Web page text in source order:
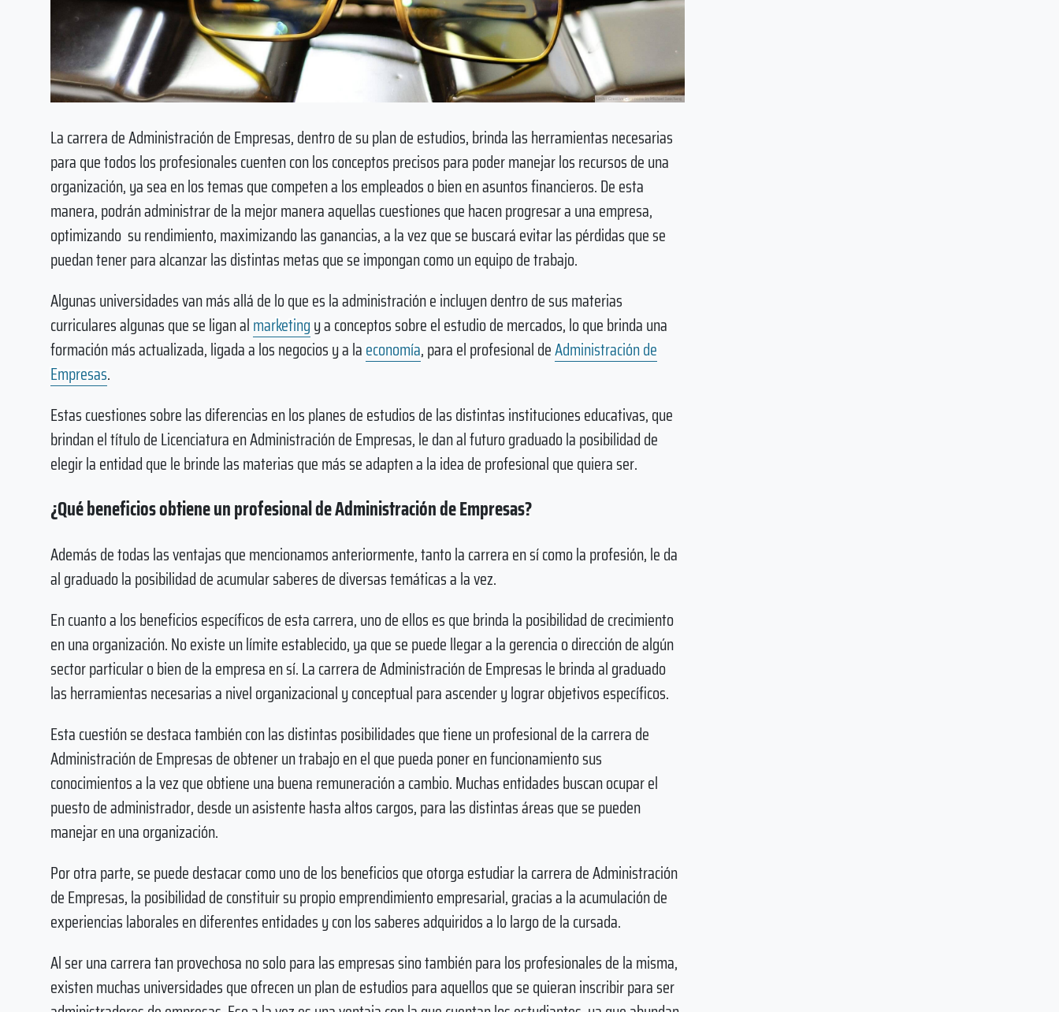
La carrera de Administración de Empresas, dentro de su plan de estudios, brinda las herramientas necesarias
para que todos los profesionales cuenten con los conceptos precisos para poder manejar los recursos de una
organización, ya sea en los temas que competen a los empleados o bien en asuntos financieros. De esta
manera, podrán administrar de la mejor manera aquellas cuestiones que hacen progresar a una empresa,
optimizando su rendimiento, maximizando las ganancias, a la vez que se buscará evitar las pérdidas que se
puedan tener para alcanzar las distintas metas que se impongan como un equipo de trabajo.
Algunas universidades van más allá de lo que es la administración e incluyen dentro de sus materias
curriculares algunas que se ligan almarketingy a conceptos sobre el estudio de mercados, lo que brinda una
formación más actualizada, ligada a los negocios y a laeconomía, para el profesional deAdministración de
Empresas.
Estas cuestiones sobre las diferencias en los planes de estudios de las distintas instituciones educativas, que
brindan el título de Licenciatura en Administración de Empresas, le dan al futuro graduado la posibilidad de
elegir la entidad que le brinde las materias que más se adapten a la idea de profesional que quiera ser.
¿Qué beneficios obtiene un profesional de Administración de Empresas?
Además de todas las ventajas que mencionamos anteriormente, tanto la carrera en sí como la profesión, le da
al graduado la posibilidad de acumular saberes de diversas temáticas a la vez.
En cuanto a los beneficios específicos de esta carrera, uno de ellos es que brinda la posibilidad de crecimiento
en una organización. No existe un límite establecido, ya que se puede llegar a la gerencia o dirección de algún
sector particular o bien de la empresa en sí. La carrera de Administración de Empresas le brinda al graduado
las herramientas necesarias a nivel organizacional y conceptual para ascender y lograr objetivos específicos.
Esta cuestión se destaca también con las distintas posibilidades que tiene un profesional de la carrera de
Administración de Empresas de obtener un trabajo en el que pueda poner en funcionamiento sus
conocimientos a la vez que obtiene una buena remuneración a cambio. Muchas entidades buscan ocupar el
puesto de administrador, desde un asistente hasta altos cargos, para las distintas áreas que se pueden
manejar en una organización.
Por otra parte, se puede destacar como uno de los beneficios que otorga estudiar la carrera de Administración
de Empresas, la posibilidad de constituir su propio emprendimiento empresarial, gracias a la acumulación de
experiencias laborales en diferentes entidades y con los saberes adquiridos a lo largo de la cursada.
Al ser una carrera tan provechosa no solo para las empresas sino también para los profesionales de la misma,
existen muchas universidades que ofrecen un plan de estudios para aquellos que se quieran inscribir para ser